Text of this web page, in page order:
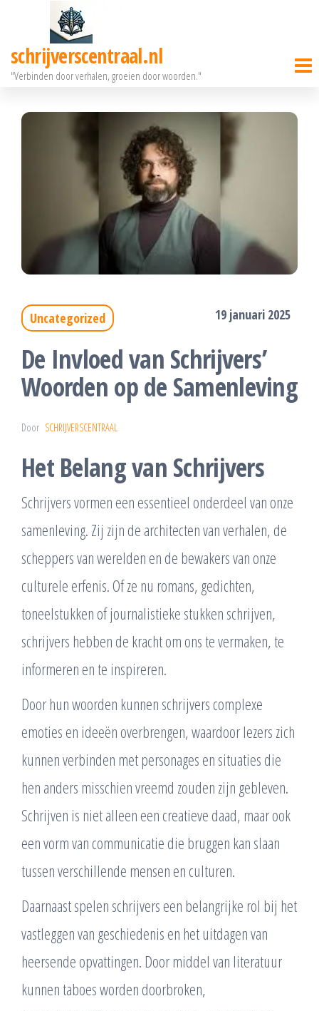
deschrijverscentraal.nl
"Verbinden door verhalen, groeien door woorden."
Uncategorized 19 januari 2025
De Invloed van Schrijvers’
Woorden op de Samenleving
Door SCHRIJVERSCENTRAAL
Het Belang van Schrijvers
Schrijvers vormen een essentieel onderdeel van onze
samenleving. Zij zijn de architecten van verhalen, de
scheppers van werelden en de bewakers van onze
culturele erfenis. Of ze nu romans, gedichten,
toneelstukken of journalistieke stukken schrijven,
schrijvers hebben de kracht om ons te vermaken, te
informeren en te inspireren.
Door hun woorden kunnen schrijvers complexe
emoties en ideeën overbrengen, waardoor lezers zich
kunnen verbinden met personages en situaties die
hen anders misschien vreemd zouden zijn gebleven.
Schrijven is niet alleen een creatieve daad, maar ook
een vorm van communicatie die bruggen kan slaan
tussen verschillende mensen en culturen.
Daarnaast spelen schrijvers een belangrijke rol bij het
vastleggen van geschiedenis en het uitdagen van
heersende opvattingen. Door middel van literatuur
kunnen taboes worden doorbroken,